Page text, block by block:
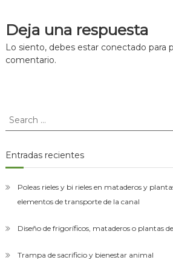
el
montaje
de
las
entradas
Deja una respuesta
Lo siento, debes estar conectado para
comentario.
Search
Entradas recientes
Poleas rieles y bi rieles en mataderos y
elementos de transporte de la canal
Diseño de frigoríficos, mataderos o plantas
Trampa de sacrificio y bienestar animal